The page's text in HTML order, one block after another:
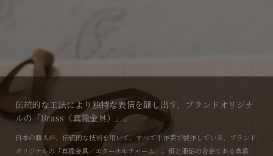
伝統的な工法により独特な表情を醸し出す、ブランドオリジナ
ルの「Brass（真鍮金具）」。
日本の職人が、伝統的な技術を用いて、すべて手作業で製作している、ブランド
オリジナルの「真鍮金具／エターナルチャーム」。銅と亜鉛の合金である真鍮